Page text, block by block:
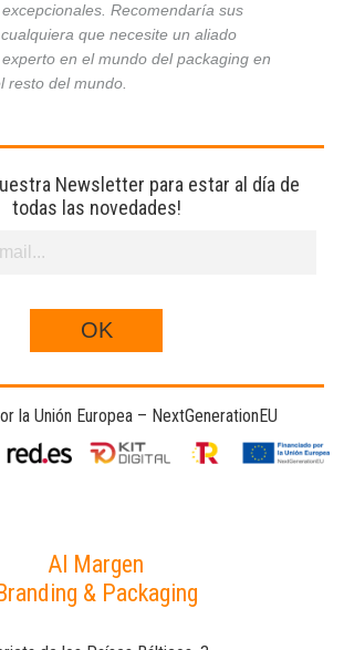
Recomendaría sus
que necesite un aliado
en el mundo del packaging en
resto del mundo.
Newsletter para estar al día de
todas las novedades!
la Unión Europea – NextGenerationEU
Al Margen
& Packaging